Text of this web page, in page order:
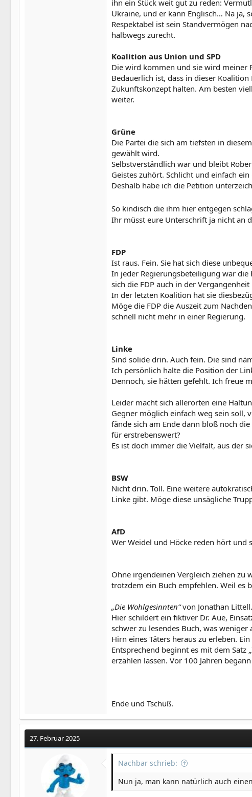
ihn ein Stück weit gut zu reden:
Ukraine, und er kann Englisch… Na ja,
Respektabel ist sein Standvermögen
halbwegs zurecht.
Koalition aus Union und SPD
Die wird kommen und sie wird meiner
Bedauerlich ist, dass in dieser
Zukunftskonzept halten. Am besten
weiter.
Grüne
Die Partei die sich am tiefsten in
gewählt wird.
Selbstverständlich war und bleibt
Geistes zuhört. Schlicht und einfach
Deshalb habe ich die Petition
So kindisch die ihm hier entgegen
Ihr müsst eure Unterschrift ja nicht an
FDP
Ist raus. Fein. Sie hat sich diese
In jeder Regierungsbeteiligung war die
sich die FDP auch in der
In der letzten Koalition hat sie
Möge die FDP die Auszeit zum
schnell nicht mehr in einer Regierung.
Linke
Sind solide drin. Auch fein. Die sind
Ich persönlich halte die Position der
Dennoch, sie hätten gefehlt. Ich freue
Leider macht sich allerorten eine
Gegner möglich einfach weg sein soll,
fände sich am Ende dann bloß noch
für erstrebenswert?
Es ist doch immer die Vielfalt, aus der
BSW
Nicht drin. Toll. Eine weitere
Linke gibt. Möge diese unsägliche
AfD
Wer Weidel und Höcke reden hört und
Ohne irgendeinen Vergleich ziehen zu
trotzdem ein Buch empfehlen. Weil es
„Die Wohlgesinnten“von Jonathan Littell.
Hier schildert ein fiktiver Dr. Aue,
schwer zu lesendes Buch, was
Hirn eines Täters heraus zu erleben.
Entsprechend beginnt es mit dem Satz
erzählen lassen. Vor 100 Jahren
Ende und Tschüß.
27. Februar 2025
Nachbar schrieb:
Nun ja, man kann natürlich auch